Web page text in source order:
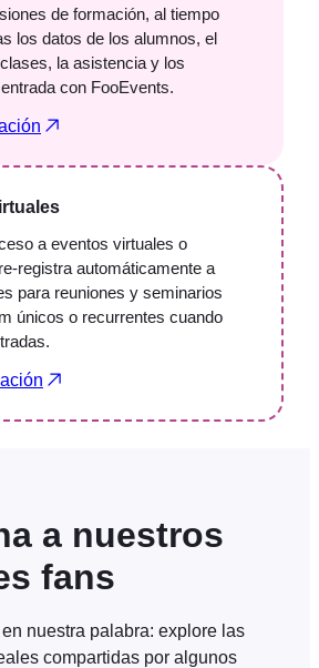
de formación, al tiempo
los datos de los alumnos, el
la asistencia y los
con FooEvents.
a eventos virtuales o
registra automáticamente a
para reuniones y seminarios
únicos o recurrentes cuando
a nuestros
fans
nuestra palabra: explore las
compartidas por algunos